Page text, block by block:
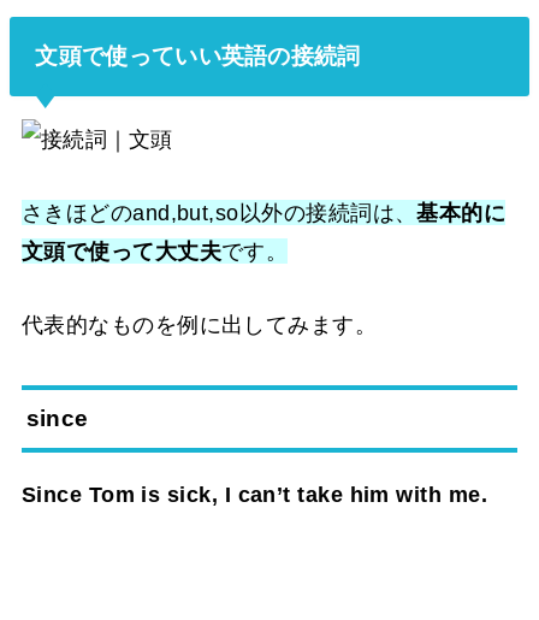
文頭で使っていい英語の接続詞
さきほどのand,but,so以外の接続詞は、基本的に
文頭で使って大丈夫です。
代表的なものを例に出してみます。
since
Since Tom is sick, I can’t take him with me.